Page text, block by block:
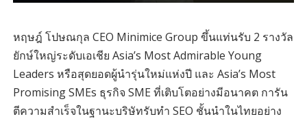
หฤษฎ์ โปษณกุล CEO Minimice Group ขึ้นแท่นรับ 2 รางวัล
ยักษ์ใหญ่ระดับเอเชีย Asia’s Most Admirable Young
Leaders หรือสุดยอดผู้นำรุ่นใหม่แห่งปี และ Asia’s Most
Promising SMEs ธุรกิจ SME ที่เติบโตอย่างมีอนาคต การัน
ตีความสำเร็จในฐานะบริษัทรับทำ SEO ชั้นนำในไทยอย่าง